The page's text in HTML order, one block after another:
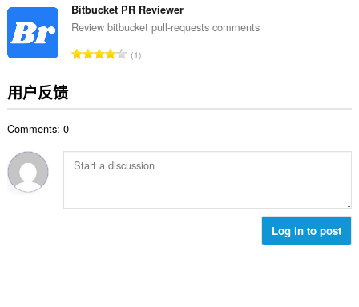
分
次
：
Bitbucket PR Reviewer
Review bitbucket pull-requests comments
总
1
用户反馈
Comments: 0
Log in to post